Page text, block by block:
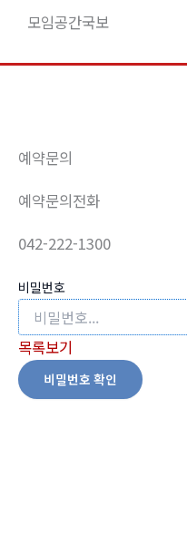
츠
모임공간국보
예약문의
예약문의전화
042-222-1300
비밀번호
목록보기
비밀번호 확인